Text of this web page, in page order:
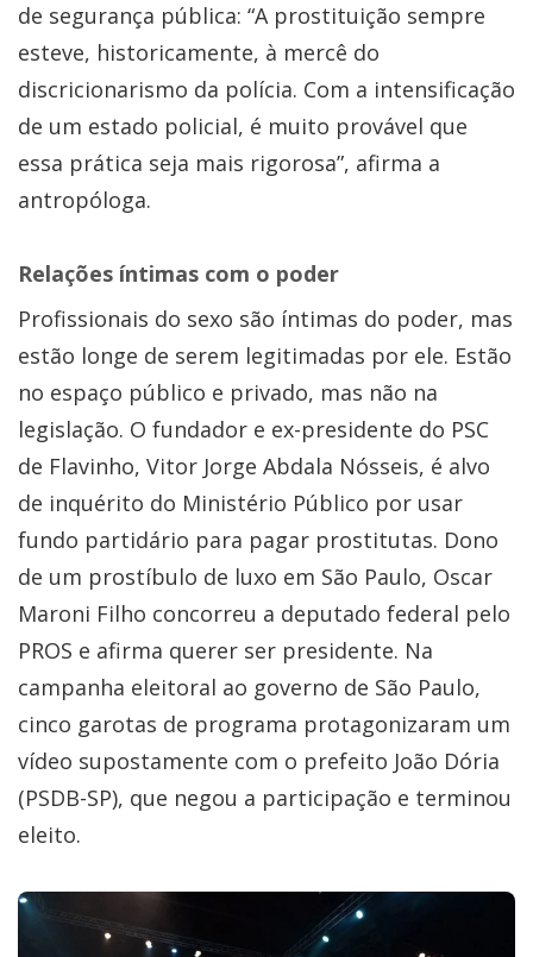
de segurança pública: “A prostituição sempre
esteve, historicamente, à mercê do
discricionarismo da polícia. Com a intensificação
de um estado policial, é muito provável que
essa prática seja mais rigorosa”, afirma a
antropóloga.
Relações íntimas com o poder
Profissionais do sexo são íntimas do poder, mas
estão longe de serem legitimadas por ele. Estão
no espaço público e privado, mas não na
legislação. O fundador e ex-presidente do PSC
de Flavinho, Vitor Jorge Abdala Nósseis, é alvo
de inquérito do Ministério Público por usar
fundo partidário para pagar prostitutas. Dono
de um prostíbulo de luxo em São Paulo, Oscar
Maroni Filho concorreu a deputado federal pelo
PROS e afirma querer ser presidente. Na
campanha eleitoral ao governo de São Paulo,
cinco garotas de programa protagonizaram um
vídeo supostamente com o prefeito João Dória
(PSDB-SP), que negou a participação e terminou
eleito.